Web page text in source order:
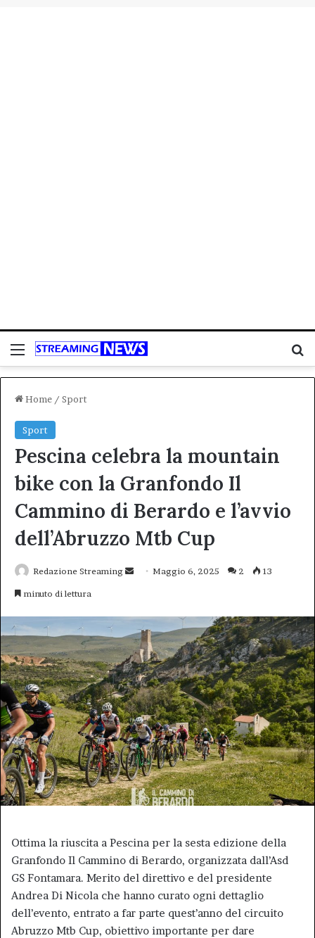
Menu
Home / Sport
Sport
Pescina celebra la mountain
bike con la Granfondo Il
Cammino di Berardo e l’avvio
dell’Abruzzo Mtb Cup
Redazione Streaming
InviaMaggio 6, 2025 2 13
minuto di lettura
Ottima la riuscita a Pescina per la sesta edizione della
Granfondo Il Cammino di Berardo, organizzata dall’Asd
GS Fontamara. Merito del direttivo e del presidente
Andrea Di Nicola che hanno curato ogni dettaglio
dell’evento, entrato a far parte quest’anno del circuito
Abruzzo Mtb Cup, obiettivo importante per dare